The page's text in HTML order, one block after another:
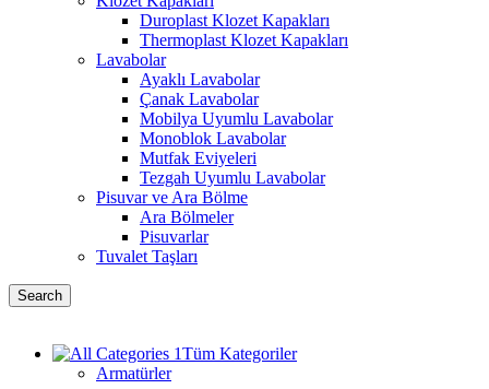
Duroplast Klozet Kapakları
Thermoplast Klozet Kapakları
Lavabolar
Ayaklı Lavabolar
Çanak Lavabolar
Mobilya Uyumlu Lavabolar
Monoblok Lavabolar
Mutfak Eviyeleri
Tezgah Uyumlu Lavabolar
Pisuvar ve Ara Bölme
Ara Bölmeler
Pisuvarlar
Tuvalet Taşları
Search
Tüm Kategoriler
Armatürler